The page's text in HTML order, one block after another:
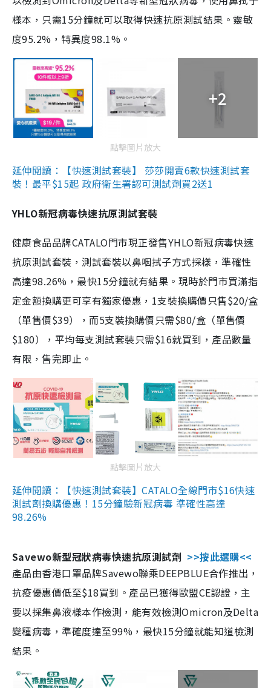
樣本，只需15分鐘就可以取得快速抗原測試結果。靈敏
度95.2%，特異度98.1%。
+2
點擊圖片放大
延伸閱讀：【快速測試套裝】 莎莎開賣6款快速測試套
裝！最平$15起 政府衛生署認可測試劑買2送1
YHLO新冠病毒快速抗原測試套裝
健康食品品牌CATALO門市現正發售YHLO新冠病毒快速
抗原測試套裝，測試套裝以鼻咽拭子方式採樣，準確性
高達98.26%，最快15分鐘就有結果。現時於門市買滿指
定金額換購更可享有獨家優惠，1支裝換購價只售$20/盒
（單售價$39），而5支裝換購價只需$80/盒（單售價
$180），平均每支測試套裝只需$16就買到，產品數量
有限，售完即止。
點擊圖片放大
延伸閱讀：【快速測試套裝】CATALO全線門市$16快速
測試劑換購優惠！15分鐘驗新冠病毒 準確性高達
98.26%
Savewo新型冠狀病毒快速抗原測試劑 >>按此選購<<
產品由香港口罩品牌Savewo聯乘DEEPBLUE合作推出，
抗疫優惠價低至$18買到。產品已獲得歐盟CE認證，主
要以採集鼻液樣本作檢測，能有效檢測Omicron及Delta
變種病毒，準確度達至99%，最快15分鐘就能知道檢測
結果。